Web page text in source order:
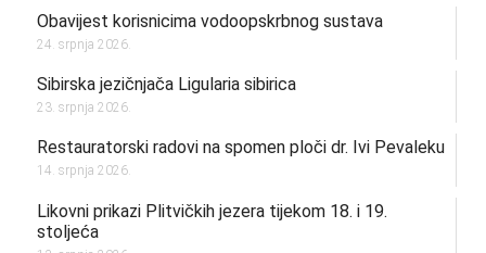
Obavijest korisnicima vodoopskrbnog sustava
24. srpnja 2026.
Sibirska jezičnjača Ligularia sibirica
23. srpnja 2026.
Restauratorski radovi na spomen ploči dr. Ivi Pevaleku
14. srpnja 2026.
Likovni prikazi Plitvičkih jezera tijekom 18. i 19.
stoljeća